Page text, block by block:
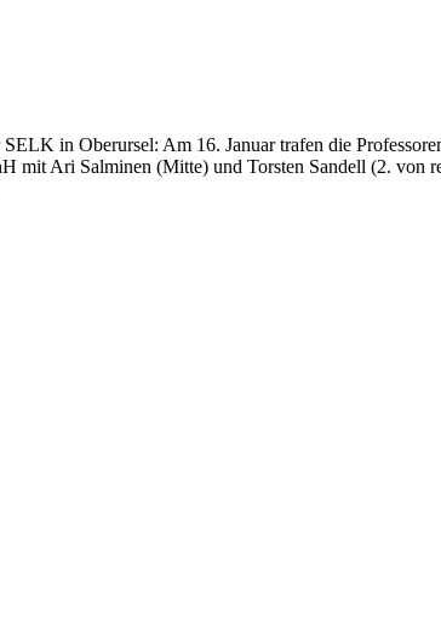
SELK in Oberursel: Am 16. Januar trafen die
mit Ari Salminen (Mitte) und Torsten Sandell (2. von